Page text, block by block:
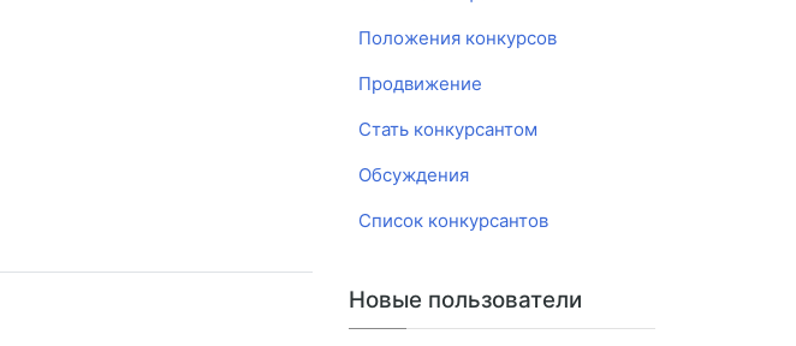
Положения конкурсов
Продвижение
Стать конкурсантом
Обсуждения
Список конкурсантов
Новые пользователи